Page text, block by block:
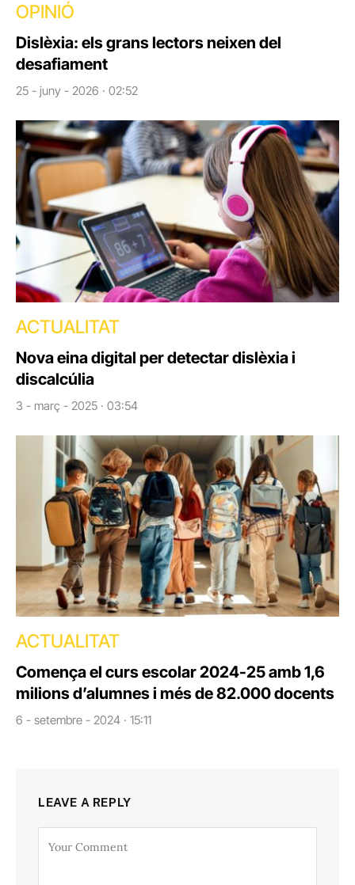
OPINIÓ
Dislèxia: els grans lectors neixen del
desafiament
25 - juny - 2026 · 02:52
ACTUALITAT
Nova eina digital per detectar dislèxia i
discalcúlia
3 - març - 2025 · 03:54
ACTUALITAT
Comença el curs escolar 2024-25 amb 1,6
milions d’alumnes i més de 82.000 docents
6 - setembre - 2024 · 15:11
LEAVE A REPLY